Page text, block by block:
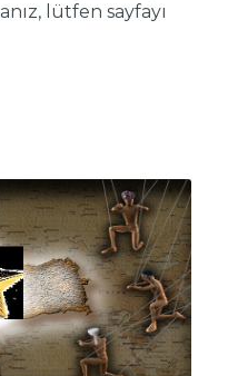
lütfen sayfayı